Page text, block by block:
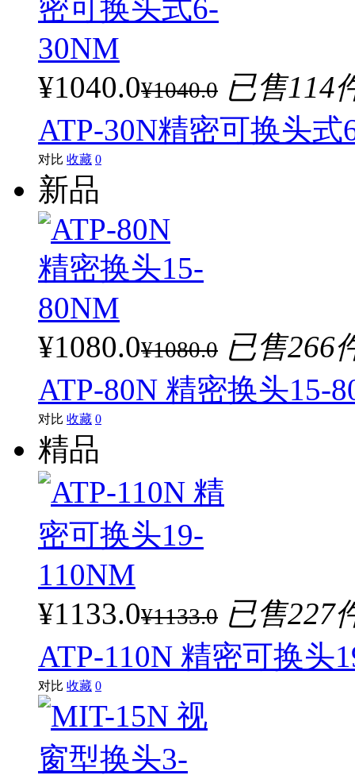
¥1040.0¥1040.0 已售114
ATP-30N精密可换头式
对比 收藏 0
新品
¥1080.0¥1080.0 已售266
ATP-80N 精密换头15-
对比 收藏 0
精品
¥1133.0¥1133.0 已售227
ATP-110N 精密可换头
对比 收藏 0